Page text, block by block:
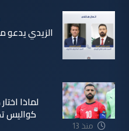
ساعة
الزيدي يدعو
منذ 13
لماذا
كواليس